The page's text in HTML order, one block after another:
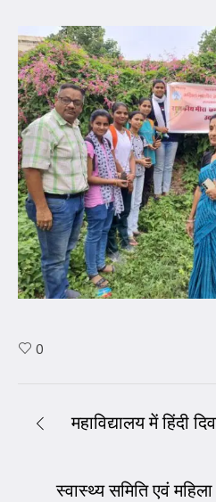
0
महाविद्यालय में हिंदी
स्वास्थ्य समिति एवं